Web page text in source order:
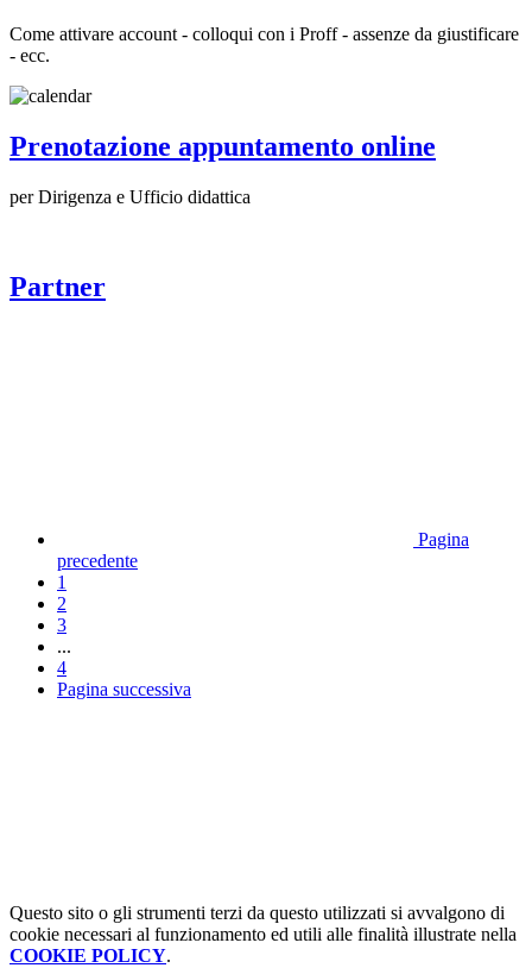
Come attivare account - colloqui con i Proff - assenze da giustificare
- ecc.
Prenotazione appuntamento online
per Dirigenza e Ufficio didattica
Partner
Pagina
precedente
1
2
3
...
4
Pagina successiva
Questo sito o gli strumenti terzi da questo utilizzati si avvalgono di
cookie necessari al funzionamento ed utili alle finalità illustrate nella
COOKIE POLICY.